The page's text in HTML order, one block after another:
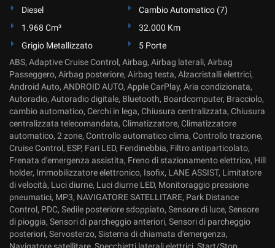
Diesel
Cambio Automatico (7)
1.968 Cm³
32.000 Km
Grigio Metallizzato
5 Porte
ABS, Adaptive Cruise Control, Airbag, Airbag laterali, Airbag
Passeggero, Airbag posteriore, Airbag testa, Alzacristalli elettrici,
Android Auto, ANDROID AUTO, Apple CarPlay, Aria condizionata,
Autoradio, Autoradio digitale, Bluetooth, Boardcomputer, Bracciolo,
cambio automatico, Cerchi in lega, Chiusura centralizzata, Chiusura
centralizzata telecomandata, Climatizzatore, Climatizzatore
automatico, 2 zone, Controllo automatico clima, Controllo trazione,
Cruise Control, ESP, Fari LED, Fendinebbia, Filtro antiparticolato,
Frenata d'emergenza assistita, Freno di stazionamento elettrico, Hill
holder, Immobilizzatore elettronico, Isofix, LANE ASSIST, Limitatore
di velocità, Luci diurne, Luci diurne LED, Monitoraggio pressione
pneumatici, MP3, NAVIGATORE SATELLITARE, Park Distance
Control, PDC, Sedile posteriore sdoppiato, Sensore di luce, Sensore
di pioggia, Sensori di parcheggio anteriori, Sensori di parcheggio
posteriori, Servosterzo, Sistema di chiamata d'emergenza,
Navigatore satellitare, Specchietti laterali elettrici, Start/Stop